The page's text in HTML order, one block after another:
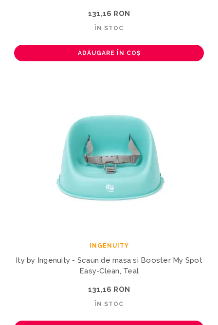
131,16 RON
ÎN STOC
ADĂUGARE ÎN COȘ
INGENUITY
Ity by Ingenuity - Scaun de masa si Booster My Spot
Easy-Clean, Teal
131,16 RON
ÎN STOC